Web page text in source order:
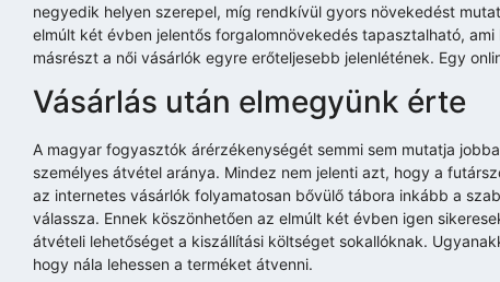
negyedik helyen szerepel, míg rendkívül gyors növekedést
elmúlt két évben jelentős forgalomnövekedés tapasztalható,
másrészt a női vásárlók egyre erőteljesebb jelenlétének. Egy
Vásárlás után elmegyünk érte
A magyar fogyasztók árérzékenységét semmi sem mutatja
személyes átvétel aránya. Mindez nem jelenti azt, hogy a
az internetes vásárlók folyamatosan bővülő tábora inkább a
válassza. Ennek köszönhetően az elmúlt két évben igen
átvételi lehetőséget a kiszállítási költséget sokallóknak.
hogy nála lehessen a terméket átvenni.